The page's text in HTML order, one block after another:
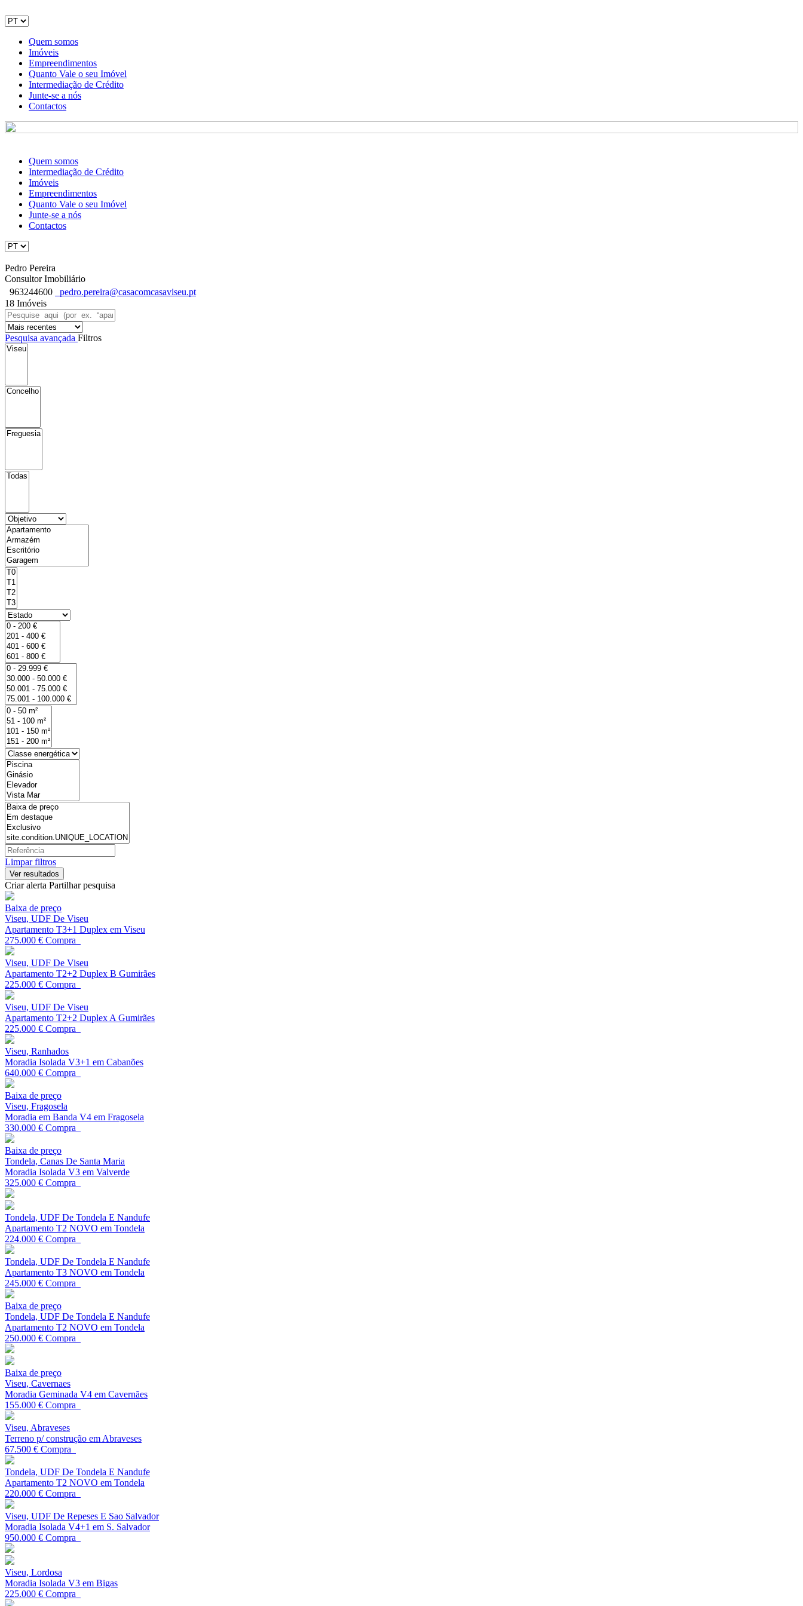
Quem somos
Imóveis
Empreendimentos
Quanto Vale o seu Imóvel
Intermediação de Crédito
Junte-se a nós
Contactos
Quem somos
Intermediação de Crédito
Imóveis
Empreendimentos
Quanto Vale o seu Imóvel
Junte-se a nós
Contactos
Pedro Pereira
Consultor Imobiliário
963244600
pedro.pereira@casacomcasaviseu.pt
18 Imóveis
Pesquisa avançada Filtros
Limpar filtros
Criar alerta Partilhar pesquisa
Baixa de preço
Viseu, UDF De Viseu
Apartamento T3+1 Duplex em Viseu
275.000 € Compra
Viseu, UDF De Viseu
Apartamento T2+2 Duplex B Gumirães
225.000 € Compra
Viseu, UDF De Viseu
Apartamento T2+2 Duplex A Gumirães
225.000 € Compra
Viseu, Ranhados
Moradia Isolada V3+1 em Cabanões
640.000 € Compra
Baixa de preço
Viseu, Fragosela
Moradia em Banda V4 em Fragosela
330.000 € Compra
Baixa de preço
Tondela, Canas De Santa Maria
Moradia Isolada V3 em Valverde
325.000 € Compra
Tondela, UDF De Tondela E Nandufe
Apartamento T2 NOVO em Tondela
224.000 € Compra
Tondela, UDF De Tondela E Nandufe
Apartamento T3 NOVO em Tondela
245.000 € Compra
Baixa de preço
Tondela, UDF De Tondela E Nandufe
Apartamento T2 NOVO em Tondela
250.000 € Compra
Baixa de preço
Viseu, Cavernaes
Moradia Geminada V4 em Cavernães
155.000 € Compra
Viseu, Abraveses
Terreno p/ construção em Abraveses
67.500 € Compra
Tondela, UDF De Tondela E Nandufe
Apartamento T2 NOVO em Tondela
220.000 € Compra
Viseu, UDF De Repeses E Sao Salvador
Moradia Isolada V4+1 em S. Salvador
950.000 € Compra
Viseu, Lordosa
Moradia Isolada V3 em Bigas
225.000 € Compra